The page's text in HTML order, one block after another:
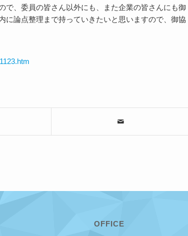
で、委員の皆さん以外にも、また企業の皆さんにも御
に論点整理まで持っていきたいと思いますので、御協
OFFICE